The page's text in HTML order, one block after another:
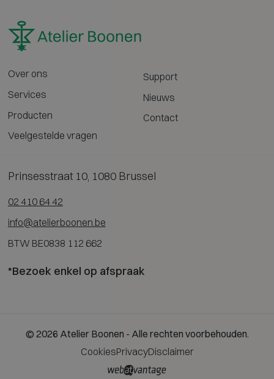
Over ons
Services
Producten
Veelgestelde vragen
Support
Nieuws
Contact
Prinsesstraat 10, 1080 Brussel
02 410 64 42
info@atelierboonen.be
BTW BE0838 112 662
*Bezoek enkel op afspraak
© 2026 Atelier Boonen - Alle rechten voorbehouden.
CookiesPrivacyDisclaimer